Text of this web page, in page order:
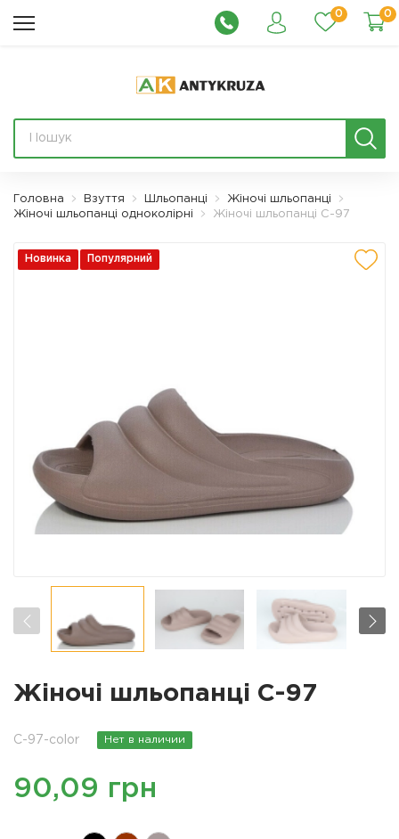
0 0
Головна Взуття Шльопанці
Жіночі шльопанці
Жіночі шльопанці одноколірні
Жіночі шльопанці С-97
Новинка Популярний
Жіночі шльопанці С-97
C-97-color Нет в наличии
90,09 грн